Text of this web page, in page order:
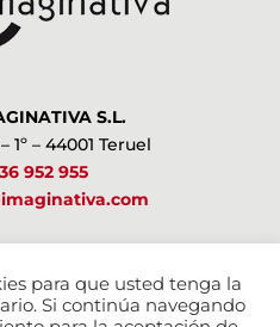
S.L.
1º – 44001 Teruel
952 955
para que usted tenga la
Si continúa navegando